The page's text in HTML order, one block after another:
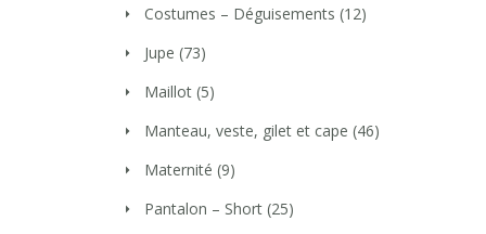
Costumes – Déguisements (12)
Jupe (73)
Maillot (5)
Manteau, veste, gilet et cape (46)
Maternité (9)
Pantalon – Short (25)